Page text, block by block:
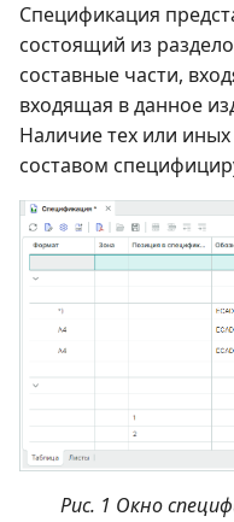
Спецификация
состоящий из
составные части,
входящая в данное
Наличие тех или
составом
Рис. 1 Окно